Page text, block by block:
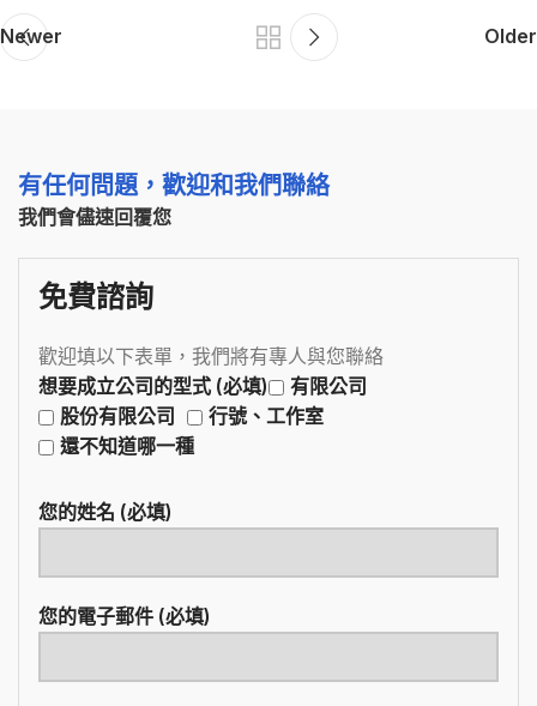
Newer Older
有任何問題，歡迎和我們聯絡
我們會儘速回覆您
免費諮詢
歡迎填以下表單，我們將有專人與您聯絡
想要成立公司的型式 (必填)
有限公司
股份有限公司
行號、工作室
還不知道哪一種
您的姓名 (必填)
您的電子郵件 (必填)